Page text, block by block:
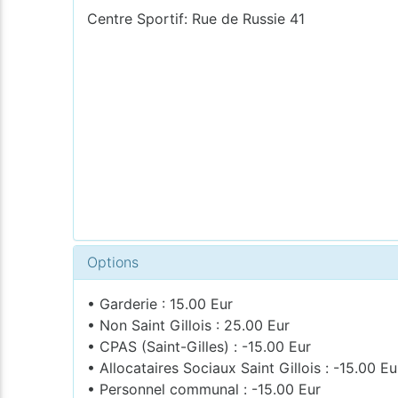
Centre Sportif: Rue de Russie 41
Options
• Garderie : 15.00 Eur
• Non Saint Gillois : 25.00 Eur
• CPAS (Saint-Gilles) : -15.00 Eur
• Allocataires Sociaux Saint Gillois : -15.00
• Personnel communal : -15.00 Eur